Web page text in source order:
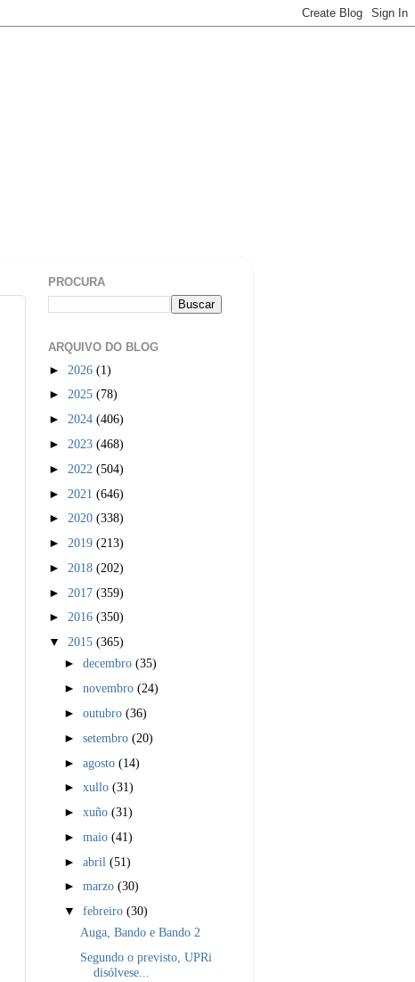
PROCURA
ARQUIVO DO BLOG
► 2026 (1)
► 2025 (78)
► 2024 (406)
► 2023 (468)
► 2022 (504)
► 2021 (646)
► 2020 (338)
► 2019 (213)
► 2018 (202)
► 2017 (359)
► 2016 (350)
▼ 2015 (365)
►decembro(35)
►novembro(24)
►outubro(36)
►setembro(20)
►agosto(14)
►xullo(31)
►xuño(31)
►maio(41)
►abril(51)
►marzo(30)
▼febreiro(30)
Auga, Bando e Bando 2
Segundo o previsto, UPRi
disólvese...